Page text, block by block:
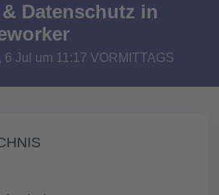
Datenschutz in
6 Jul um 11:17 VORMITTAGS